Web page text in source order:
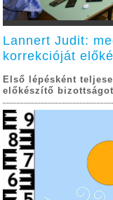
Lannert Judit:
korrekcióját
Első lépésként
előkészítő bizottságot